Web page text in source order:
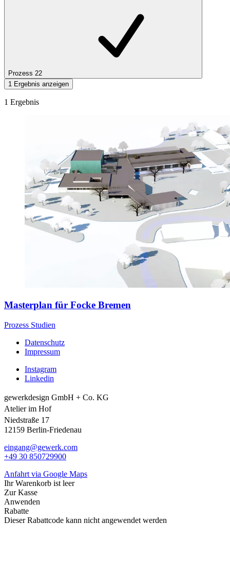
Prozess 22
1 Ergebnis anzeigen
1 Ergebnis
Masterplan für Focke Bremen
Prozess Studien
Datenschutz
Impressum
Instagram
Linkedin
gewerkdesign GmbH + Co. KG
Atelier im Hof
Niedstraße 17
12159 Berlin-Friedenau
eingang@gewerk.com
+49 30 850729900
Anfahrt via Google Maps
Ihr Warenkorb ist leer
Zur Kasse
Anwenden
Rabatte
Dieser Rabattcode kann nicht angewendet werden